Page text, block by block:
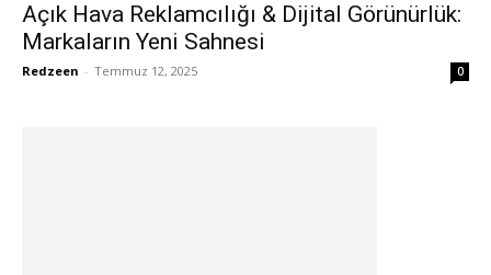
Açık Hava Reklamcılığı & Dijital Görünürlük:
Markaların Yeni Sahnesi
Redzeen - Temmuz 12, 2025 0